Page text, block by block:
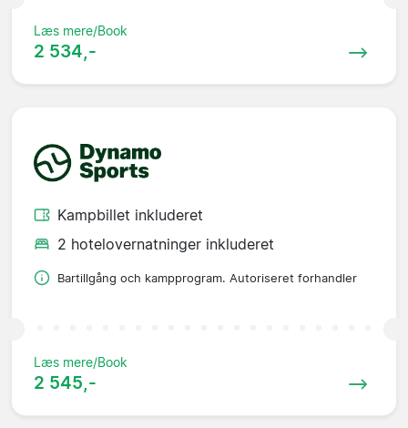
Læs mere/Book
2 534,-
Kampbillet inkluderet
2 hotelovernatninger inkluderet
Bartillgång och kampprogram. Autoriseret forhandler
Læs mere/Book
2 545,-